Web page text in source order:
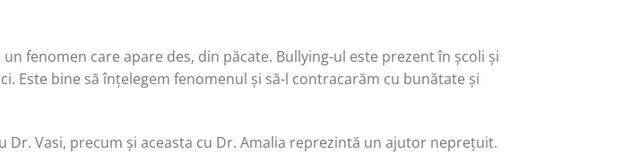
fenomen care apare des, din păcate. Bullying-ul este prezent în școli și
Este bine să înțelegem fenomenul și să-l contracarăm cu bunătate și
Vasi, precum și aceasta cu Dr. Amalia reprezintă un ajutor neprețuit.